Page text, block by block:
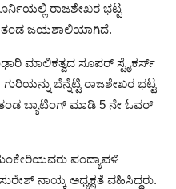
ರಾಜಶೇಖರ ಭಟ್ಟ
ತಂಡ ಜಯಶಾಲಿಯಾಗಿದೆ.
ಮಾಲಿಕತ್ವದ ಸೂಪರ್ ಸ್ಟೈಕರ್ಸ್
ಬೆನ್ನೆಟ್ಟಿ ರಾಜಶೇಖರ ಭಟ್ಟ
ಬ್ಯಾಟಿಂಗ್ ಮಾಡಿ 5 ನೇ ಓವರ್
ಪಂದ್ಯಾವಳಿ
ನಾಯ್ಕ ಅಧ್ಯಕ್ಷತೆ ವಹಿಸಿದ್ದರು.